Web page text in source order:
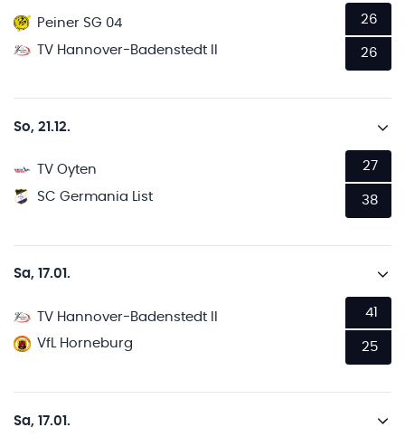
Peiner SG 04
TV Hannover-Badenstedt II
26
26
So, 21.12.
TV Oyten
SC Germania List
27
38
Sa, 17.01.
TV Hannover-Badenstedt II
VfL Horneburg
41
25
Sa, 17.01.